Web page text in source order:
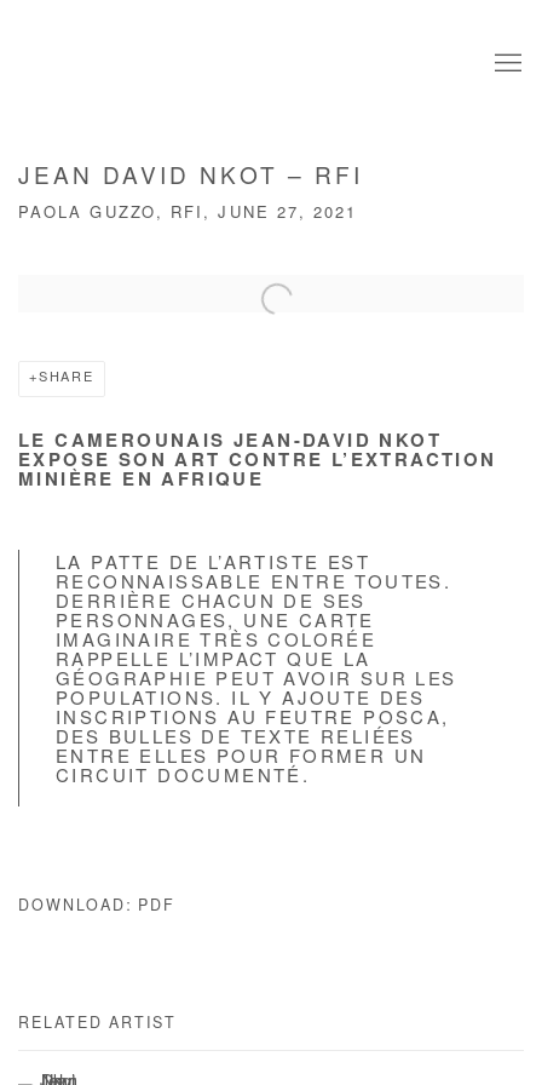
JEAN DAVID NKOT – RFI
PAOLA GUZZO, RFI, JUNE 27, 2021
Open a larger version of the following image in a popup:
SHARE
LE CAMEROUNAIS JEAN-DAVID NKOT
EXPOSE SON ART CONTRE L’EXTRACTION
MINIÈRE EN AFRIQUE
LA PATTE DE L’ARTISTE EST
RECONNAISSABLE ENTRE TOUTES.
DERRIÈRE CHACUN DE SES
PERSONNAGES, UNE CARTE
IMAGINAIRE TRÈS COLORÉE
RAPPELLE L’IMPACT QUE LA
GÉOGRAPHIE PEUT AVOIR SUR LES
POPULATIONS. IL Y AJOUTE DES
INSCRIPTIONS AU FEUTRE POSCA,
DES BULLES DE TEXTE RELIÉES
ENTRE ELLES POUR FORMER UN
CIRCUIT DOCUMENTÉ.
DOWNLOAD: PDF
RELATED ARTIST